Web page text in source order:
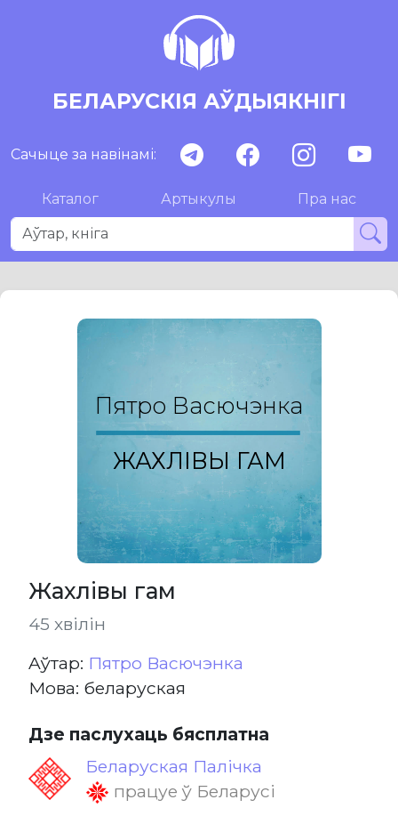
БЕЛАРУСКІЯ АЎДЫЯКНІГІ
Сачыце за навінамі:
Каталог Артыкулы Пра нас
Пятро Васючэнка
ЖАХЛІВЫ ГАМ
Жахлівы гам
45 хвілін
Aўтар: Пятро Васючэнка
Мова: беларуская
Дзе паслухаць бясплатна
Беларуская Палічка
працуе ў Беларусі